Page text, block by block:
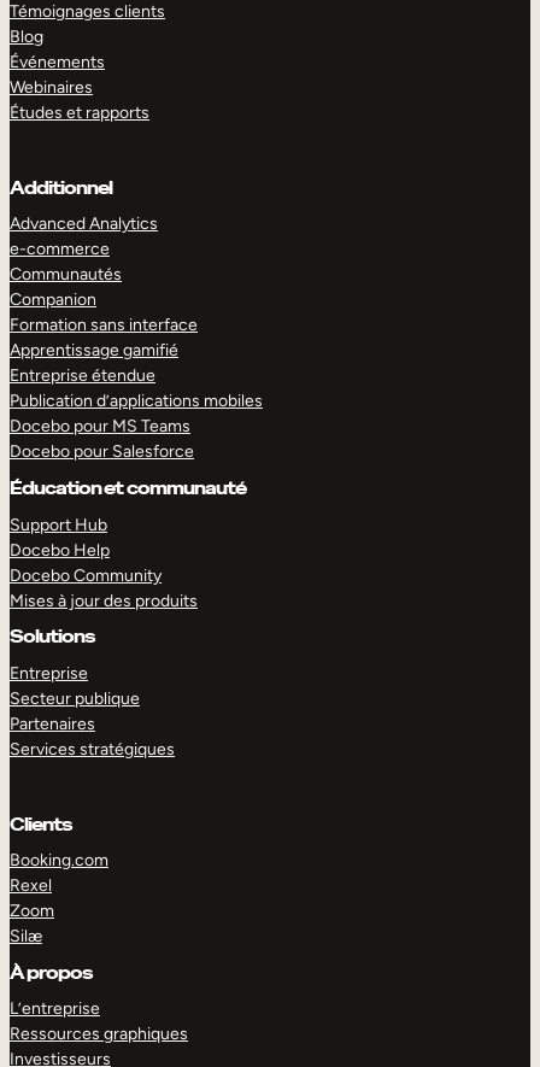
Témoignages clients
Blog
Événements
Webinaires
Études et rapports
Additionnel
Advanced Analytics
e-commerce
Communautés
Companion
Formation sans interface
Apprentissage gamifié
Entreprise étendue
Publication d’applications mobiles
Docebo pour MS Teams
Docebo pour Salesforce
Éducation et communauté
Support Hub
Docebo Help
Docebo Community
Mises à jour des produits
Solutions
Entreprise
Secteur publique
Partenaires
Services stratégiques
Clients
Booking.com
Rexel
Zoom
Silæ
À propos
L’entreprise
Ressources graphiques
Investisseurs